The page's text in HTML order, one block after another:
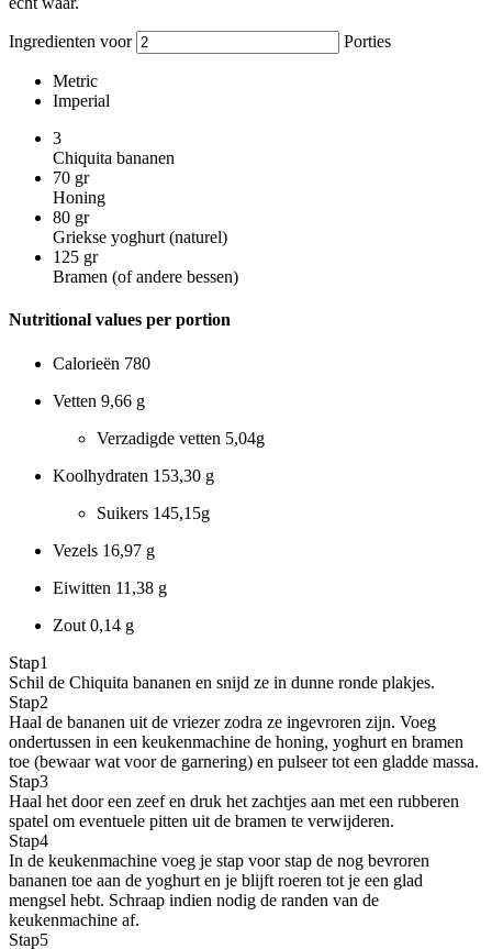
Ingredienten voor Porties
Metric
Imperial
3
Chiquita bananen
70 gr
Honing
80 gr
Griekse yoghurt (naturel)
125 gr
Bramen (of andere bessen)
Nutritional values per portion
Calorieën 780
Vetten 9,66 g
Verzadigde vetten 5,04g
Koolhydraten 153,30 g
Suikers 145,15g
Vezels 16,97 g
Eiwitten 11,38 g
Zout 0,14 g
Stap1
Schil de Chiquita bananen en snijd ze in dunne ronde plakjes.
Stap2
Haal de bananen uit de vriezer zodra ze ingevroren zijn. Voeg
ondertussen in een keukenmachine de honing, yoghurt en bramen
toe (bewaar wat voor de garnering) en pulseer tot een gladde massa.
Stap3
Haal het door een zeef en druk het zachtjes aan met een rubberen
spatel om eventuele pitten uit de bramen te verwijderen.
Stap4
In de keukenmachine voeg je stap voor stap de nog bevroren
bananen toe aan de yoghurt en je blijft roeren tot je een glad
mengsel hebt. Schraap indien nodig de randen van de
keukenmachine af.
Stap5